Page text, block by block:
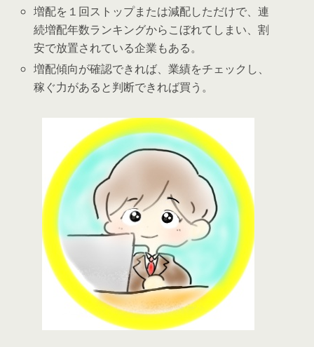
増配を１回ストップまたは減配しただけで、連
続増配年数ランキングからこぼれてしまい、割
安で放置されている企業もある。
増配傾向が確認できれば、業績をチェックし、
稼ぐ力があると判断できれば買う。